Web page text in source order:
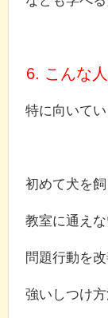
6. こんな
特に向いてい
初めて犬を飼
教室に通えな
問題行動を
強いしつけ